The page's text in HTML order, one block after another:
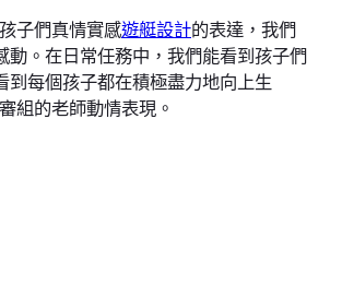
子們真情實感遊艇設計的表達，我們
動。在日常任務中，我們能看到孩子們
到每個孩子都在積極盡力地向上生
組的老師動情表現。